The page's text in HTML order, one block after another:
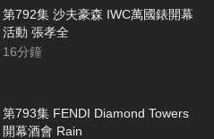
第792集 沙夫豪森 IWC萬國錶開幕
活動 張孝全
16分鐘
第793集 FENDI Diamond Towers
開幕酒會 Rain